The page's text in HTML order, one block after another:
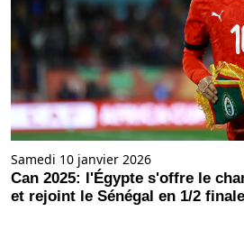
Samedi 10 janvier 2026
Can 2025: l'Égypte s'offre le
et rejoint le Sénégal en 1/2